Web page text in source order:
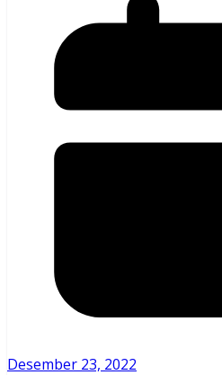
Desember 23, 2022